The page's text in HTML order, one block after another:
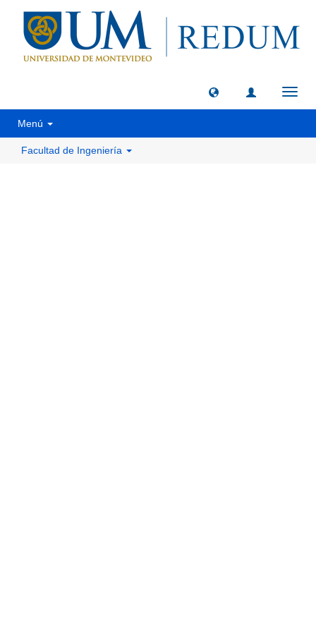
Menú
Facultad de Ingeniería